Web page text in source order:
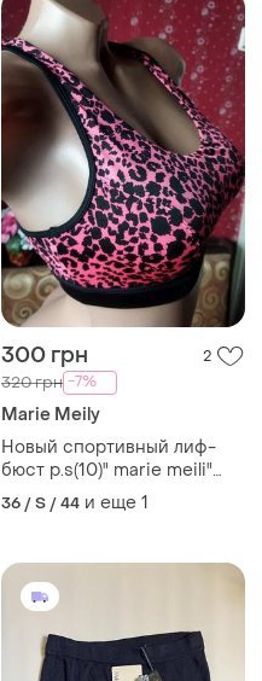
300 грн 2
320 грн -7%
Marie Meily
Новый спортивный лиф-
бюст р.s(10)" marie meili"
гонконг
36 / S / 44 и еще 1